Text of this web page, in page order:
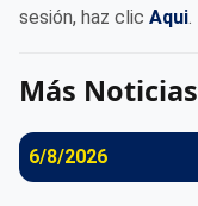
sesión, haz clic Aqui.
Más Noticias
6/8/2026